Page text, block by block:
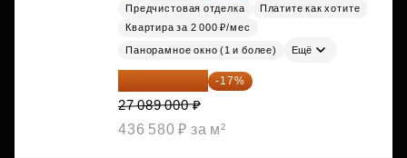
Предчистовая отделка
Платите как хотите
Квартира за 2 000 ₽/мес
Панорамное окно (1 и более) Ещё
22 483 870 ₽ -17%
27 089 000 ₽
436 580 ₽ за м²